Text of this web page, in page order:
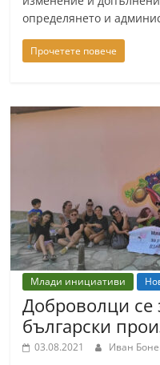
определянето и
Прочетете повече
Млади инициативи
Доброволци се
български
03.08.2021 Иван